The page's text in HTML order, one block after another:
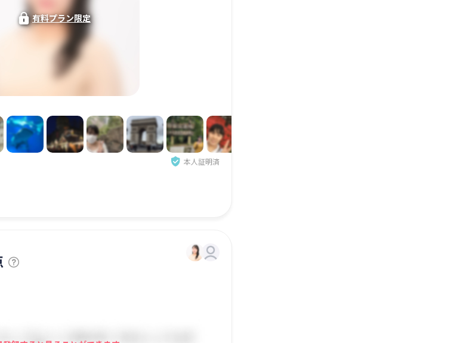
有料プラン限定
本人証明済